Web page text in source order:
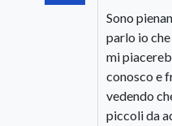
Sono
parlo io
mi
conosco e
vedendo
piccoli da